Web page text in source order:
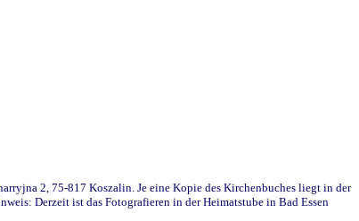
2, 75-817 Koszalin. Je eine Kopie des Kirchenbuches liegt in der
Derzeit ist das Fotografieren in der Heimatstube in Bad Essen